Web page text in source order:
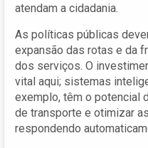
atendam a cidadania.
As políticas públicas
expansão das rotas e da
dos serviços. O
vital aqui; sistemas
exemplo, têm o potencial
de transporte e otimizar
respondendo